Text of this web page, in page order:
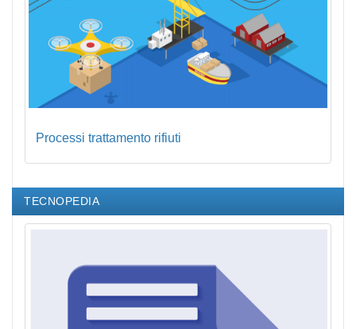
Processi trattamento rifiuti
TECNOPEDIA